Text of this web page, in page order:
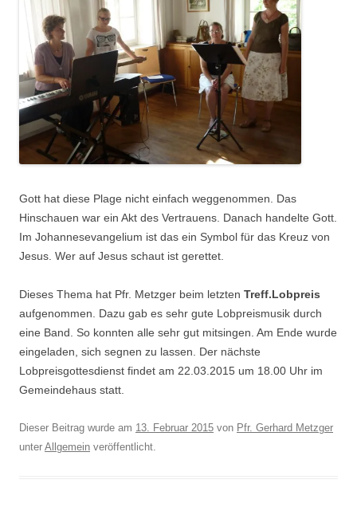
Gott hat diese Plage nicht einfach weggenommen. Das
Hinschauen war ein Akt des Vertrauens. Danach handelte Gott.
Im Johannesevangelium ist das ein Symbol für das Kreuz von
Jesus. Wer auf Jesus schaut ist gerettet.
Dieses Thema hat Pfr. Metzger beim letzten Treff.Lobpreis
aufgenommen. Dazu gab es sehr gute Lobpreismusik durch
eine Band. So konnten alle sehr gut mitsingen. Am Ende wurde
eingeladen, sich segnen zu lassen. Der nächste
Lobpreisgottesdienst findet am 22.03.2015 um 18.00 Uhr im
Gemeindehaus statt.
Dieser Beitrag wurde am 13. Februar 2015 von Pfr. Gerhard Metzger
unter Allgemein veröffentlicht.